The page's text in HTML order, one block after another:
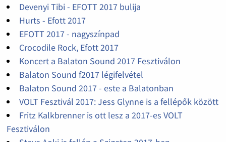
Devenyi Tibi - EFOTT 2017 bulija
Hurts - Efott 2017
EFOTT 2017 - nagyszínpad
Crocodile Rock, Efott 2017
Koncert a Balaton Sound 2017 Fesztiválon
Balaton Sound f2017 légifelvétel
Balaton Sound 2017 - este a Balatonban
VOLT Fesztivál 2017: Jess Glynne is a fellépők között
Fritz Kalkbrenner is ott lesz a 2017-es VOLT
Fesztiválon